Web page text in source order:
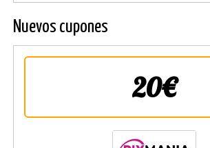
Nuevos cupones
20€